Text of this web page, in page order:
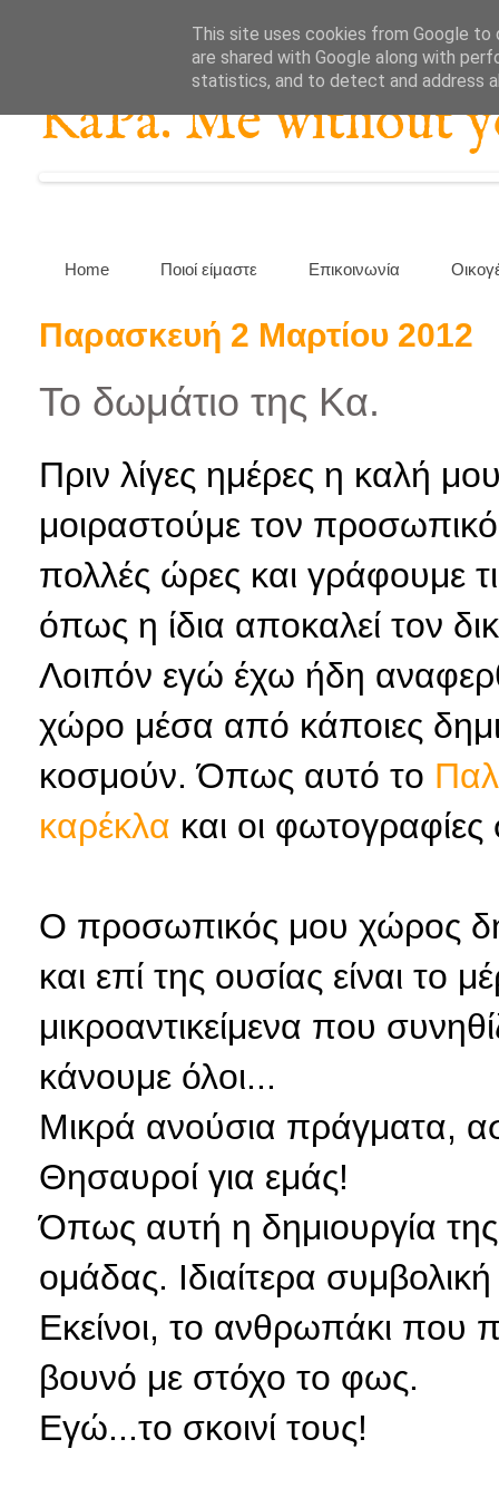
KaPa. Me without
Home Ποιοί είμαστε Επικοινωνία
Παρασκευή 2 Μαρτίου 2012
Το δωμάτιο της Κα.
Πριν λίγες ημέρες η καλή
μοιραστούμε τον
πολλές ώρες και γράφουμε
όπως η ίδια αποκαλεί τον
Λοιπόν εγώ έχω ήδη
χώρο μέσα από κάποιες
κοσμούν. Όπως αυτό το
καρέκλα και οι
Ο προσωπικός μου χώρος
και επί της ουσίας είναι το
μικροαντικείμενα που
κάνουμε όλοι...
Μικρά ανούσια πράγματα,
Θησαυροί για εμάς!
Όπως αυτή η δημιουργία της
ομάδας. Ιδιαίτερα
Εκείνοι, το ανθρωπάκι που
βουνό με στόχο το φως.
Εγώ...το σκοινί τους!
This site uses cookies from Google to
are shared with Google along with
statistics, and to detect and address